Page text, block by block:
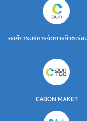
องค์การบริหารจัดการก๊าซเรือ
CABON MAKET